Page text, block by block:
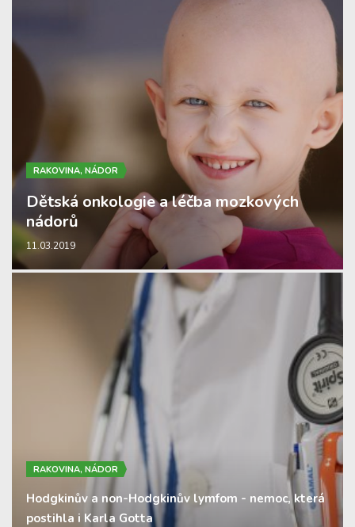
RAKOVINA, NÁDOR
Dětská onkologie a léčba mozkových
nádorů
11.03.2019
RAKOVINA, NÁDOR
Hodgkinův a non-Hodgkinův lymfom - nemoc, která
postihla i Karla Gotta